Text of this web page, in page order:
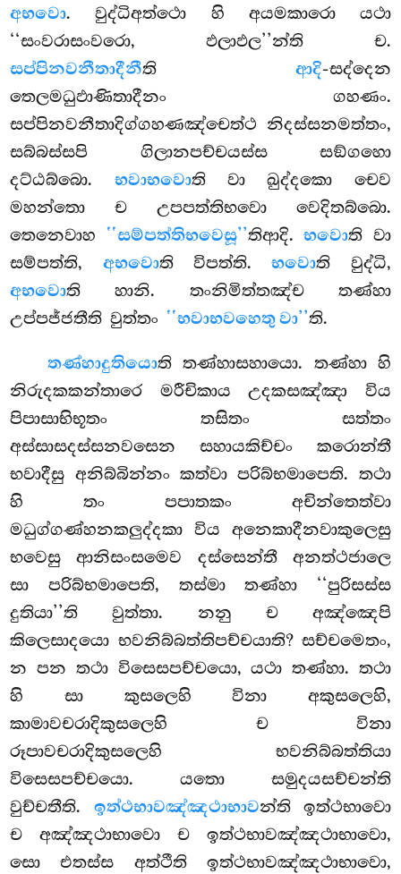
අභවො. වුද්ධිඅත්ථො හි අයමකාරො යථා
‘‘සංවරාසංවරො, ඵලාඵල’’න්ති ච.
සප්පිනවනීතාදීනීති ආදි-සද්දෙන
තෙලමධුඵාණිතාදීනං ගහණං.
සප්පිනවනීතාදිග්ගහණඤ්චෙත්ථ නිදස්සනමත්තං,
සබ්බස්සපි ගිලානපච්චයස්ස සඞ්ගහො
දට්ඨබ්බො. භවාභවොති වා ඛුද්දකො චෙව
මහන්තො ච උපපත්තිභවො වෙදිතබ්බො.
තෙනෙවාහ ‘‘සම්පත්තිභවෙසූ’’තිආදි.භවොති වා
සම්පත්ති, අභවොති විපත්ති.භවොති වුද්ධි,
අභවොති හානි. තංනිමිත්තඤ්ච තණ්හා
උප්පජ්ජතීති වුත්තං ‘‘භවාභවහෙතු වා’’ති.
තණ්හාදුතියොති තණ්හාසහායො. තණ්හා හි
නිරුදකකන්තාරෙ මරීචිකාය උදකසඤ්ඤා විය
පිපාසාභිභූතං තසිතං සත්තං
අස්සාසදස්සනවසෙන සහායකිච්චං කරොන්තී
භවාදීසු අනිබ්බින්නං කත්වා පරිබ්භමාපෙති. තථා
හි තං පපාතකං අචින්තෙත්වා
මධුග්ගණ්හනකලුද්දකා විය අනෙකාදීනවාකුලෙසු
භවෙසු ආනිසංසමෙව දස්සෙන්තී අනත්ථජාලෙ
සා පරිබ්භමාපෙති, තස්මා තණ්හා ‘‘පුරිසස්ස
දුතියා’’ති වුත්තා. නනු ච අඤ්ඤෙපි
කිලෙසාදයො භවනිබ්බත්තිපච්චයාති? සච්චමෙතං,
න පන තථා විසෙසපච්චයො, යථා තණ්හා. තථා
හි සා කුසලෙහි විනා අකුසලෙහි,
කාමාවචරාදිකුසලෙහි ච විනා
රූපාවචරාදිකුසලෙහි භවනිබ්බත්තියා
විසෙසපච්චයො. යතො සමුදයසච්චන්ති
වුච්චතීති. ඉත්ථභාවඤ්ඤථාභාවන්ති ඉත්ථභාවො
ච අඤ්ඤථාභාවො ච ඉත්ථභාවඤ්ඤථාභාවො,
සො එතස්ස අත්ථීති ඉත්ථභාවඤ්ඤථාභාවො,